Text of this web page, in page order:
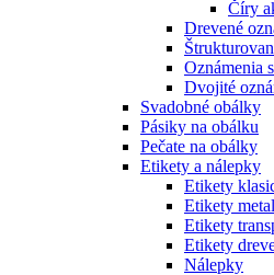
Číry
Drevené
Oznámenia
Dvojité
Svadobné obálky
Pásiky na obálku
Pečate na obálky
Etikety a nálepky
Etikety
Etikety
Etikety
Etikety
Nálepky